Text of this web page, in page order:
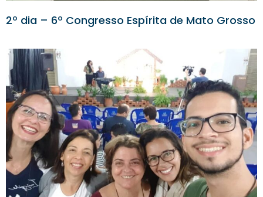
2º dia – 6º Congresso Espírita de Mato Grosso